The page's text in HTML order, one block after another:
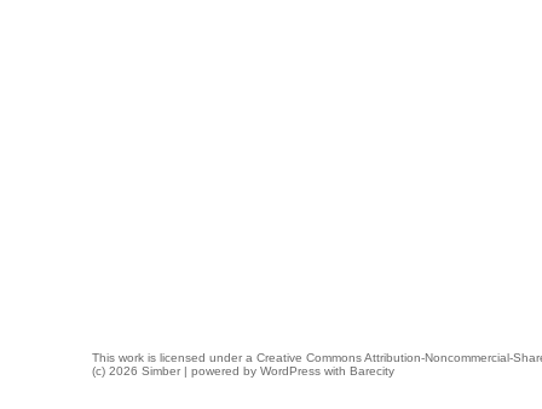
This work is licensed under a Creative Commons Attribution-Noncommercial-
(c) 2026 Simber | powered by WordPress with Barecity